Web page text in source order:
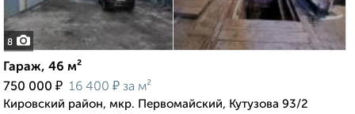
8
Гараж, 46 м²
750 000 ₽ 16 400 ₽ за м²
Кировский район, мкр. Первомайский, Кутузова 93/2